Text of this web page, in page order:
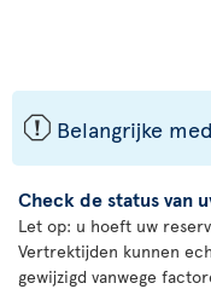
ü Belangrijke
Check de status van
Let op: u hoeft uw
Vertrektijden kunnen
gewijzigd vanwege